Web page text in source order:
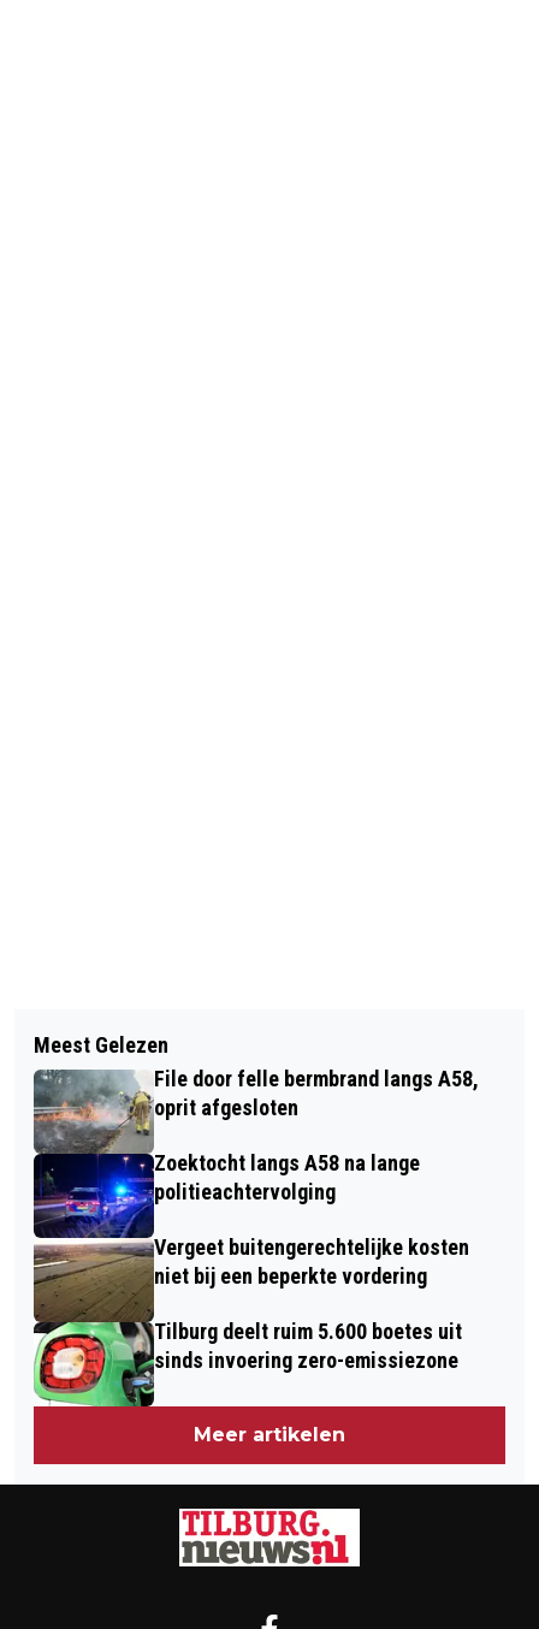
VERDACHTE AANGEHOUDEN NA
POLITIEACHTERVOLGING,
HELIKOPTER INGEZET
RIVM WAARSCHUWT: OOK VANDAAG
NOG KANS OP SMOG
Meest Gelezen
File door felle bermbrand langs A58,
oprit afgesloten
Zoektocht langs A58 na lange
politieachtervolging
Vergeet buitengerechtelijke kosten
niet bij een beperkte vordering
Tilburg deelt ruim 5.600 boetes uit
sinds invoering zero-emissiezone
Meer artikelen